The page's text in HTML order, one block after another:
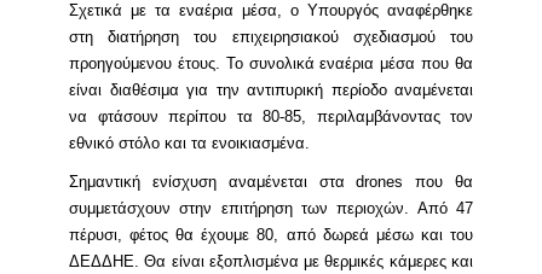
Σχετικά με τα εναέρια μέσα, ο Υπουργός αναφέρθηκε
στη διατήρηση του επιχειρησιακού σχεδιασμού του
προηγούμενου έτους. Το συνολικά εναέρια μέσα που θα
είναι διαθέσιμα για την αντιπυρική περίοδο αναμένεται
να φτάσουν περίπου τα 80-85, περιλαμβάνοντας τον
εθνικό στόλο και τα ενοικιασμένα.
Σημαντική ενίσχυση αναμένεται στα drones που θα
συμμετάσχουν στην επιτήρηση των περιοχών. Από 47
πέρυσι, φέτος θα έχουμε 80, από δωρεά μέσω και του
ΔΕΔΔΗΕ. Θα είναι εξοπλισμένα με θερμικές κάμερες και